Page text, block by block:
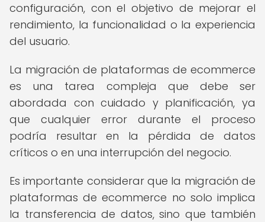
configuración, con el objetivo de mejorar el
rendimiento, la funcionalidad o la experiencia
del usuario.
La migración de plataformas de ecommerce
es una tarea compleja que debe ser
abordada con cuidado y planificación, ya
que cualquier error durante el proceso
podría resultar en la pérdida de datos
críticos o en una interrupción del negocio.
Es importante considerar que la migración de
plataformas de ecommerce no solo implica
la transferencia de datos, sino que también